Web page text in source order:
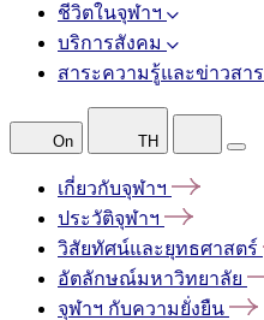
ชีวิตในจุฬาฯ
บริการสังคม
สาระความรู้และข่าวสาร
On TH
เกี่ยวกับจุฬาฯ
ประวัติจุฬาฯ
วิสัยทัศน์และยุทธศาสตร์
อัตลักษณ์มหาวิทยาลัย
จุฬาฯ กับความยั่งยืน